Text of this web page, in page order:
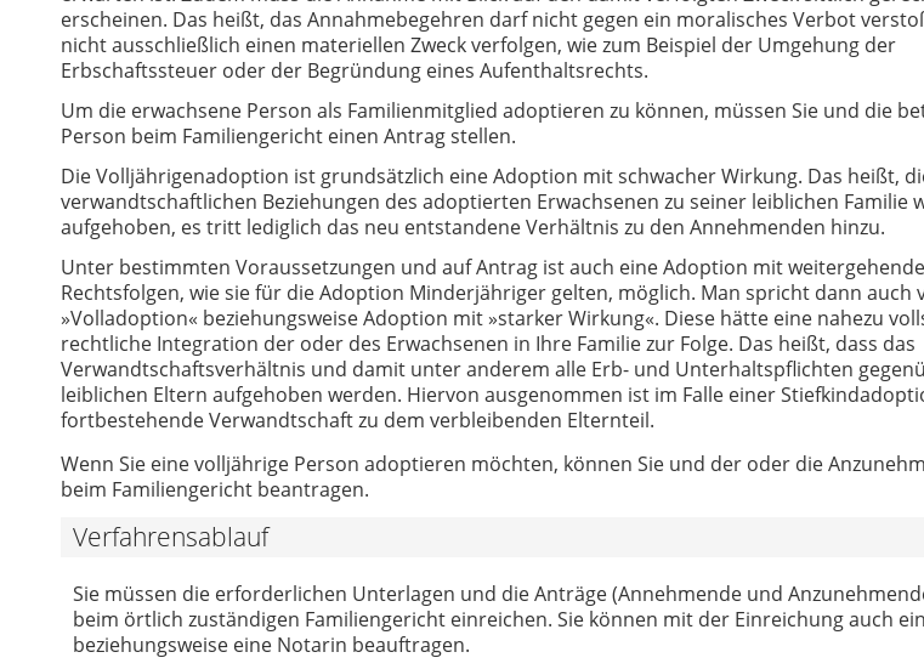
erscheinen. Das heißt, das Annahmebegehren darf nicht gegen ein moralisches Verbot
nicht ausschließlich einen materiellen Zweck verfolgen, wie zum Beispiel der Umgehung der
Erbschaftssteuer oder der Begründung eines Aufenthaltsrechts.
Um die erwachsene Person als Familienmitglied adoptieren zu können, müssen Sie und die
Person beim Familiengericht einen Antrag stellen.
Die Volljährigenadoption ist grundsätzlich eine Adoption mit schwacher Wirkung. Das heißt,
verwandtschaftlichen Beziehungen des adoptierten Erwachsenen zu seiner leiblichen Familie
aufgehoben, es tritt lediglich das neu entstandene Verhältnis zu den Annehmenden hinzu.
Unter bestimmten Voraussetzungen und auf Antrag ist auch eine Adoption mit
Rechtsfolgen, wie sie für die Adoption Minderjähriger gelten, möglich. Man spricht dann auch
»Volladoption« beziehungsweise Adoption mit »starker Wirkung«. Diese hätte eine nahezu
rechtliche Integration der oder des Erwachsenen in Ihre Familie zur Folge. Das heißt, dass das
Verwandtschaftsverhältnis und damit unter anderem alle Erb- und Unterhaltspflichten
leiblichen Eltern aufgehoben werden. Hiervon ausgenommen ist im Falle einer
fortbestehende Verwandtschaft zu dem verbleibenden Elternteil.
Wenn Sie eine volljährige Person adoptieren möchten, können Sie und der oder die
beim Familiengericht beantragen.
Verfahrensablauf
Sie müssen die erforderlichen Unterlagen und die Anträge (Annehmende und
beim örtlich zuständigen Familiengericht einreichen. Sie können mit der Einreichung auch
beziehungsweise eine Notarin beauftragen.